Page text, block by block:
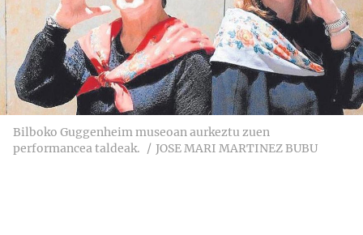
Bilboko Guggenheim museoan aurkeztu zuen
performancea taldeak.
JOSE MARI MARTINEZ BUBU